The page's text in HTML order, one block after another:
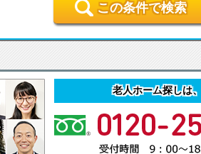
この条件で検索
老人ホーム探しは